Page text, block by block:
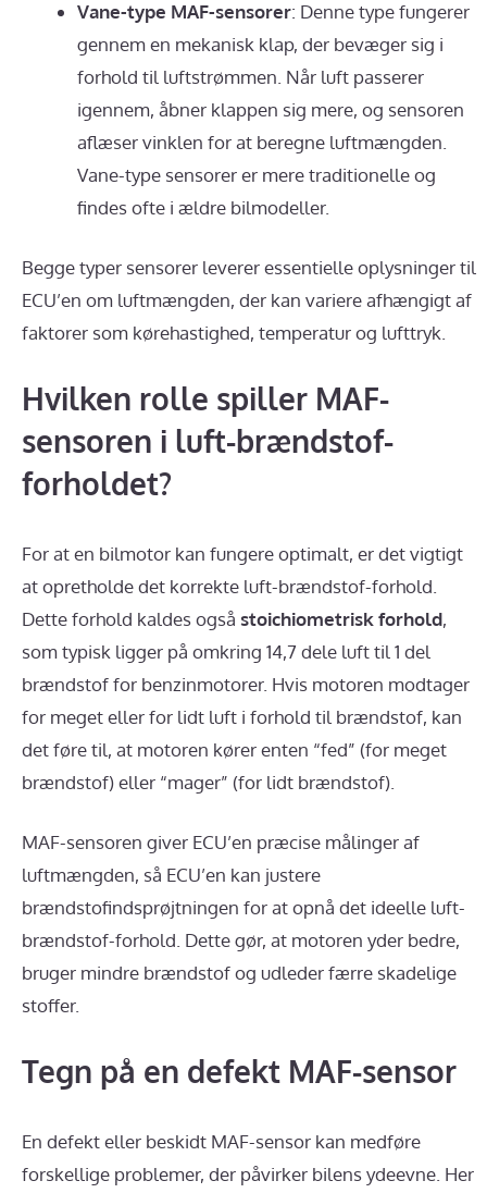
Vane-type MAF-sensorer: Denne type fungerer
gennem en mekanisk klap, der bevæger sig i
forhold til luftstrømmen. Når luft passerer
igennem, åbner klappen sig mere, og sensoren
aflæser vinklen for at beregne luftmængden.
Vane-type sensorer er mere traditionelle og
findes ofte i ældre bilmodeller.
Begge typer sensorer leverer essentielle oplysninger til
ECU’en om luftmængden, der kan variere afhængigt af
faktorer som kørehastighed, temperatur og lufttryk.
Hvilken rolle spiller MAF-
sensoren i luft-brændstof-
forholdet?
For at en bilmotor kan fungere optimalt, er det vigtigt
at opretholde det korrekte luft-brændstof-forhold.
Dette forhold kaldes også stoichiometrisk forhold,
som typisk ligger på omkring 14,7 dele luft til 1 del
brændstof for benzinmotorer. Hvis motoren modtager
for meget eller for lidt luft i forhold til brændstof, kan
det føre til, at motoren kører enten “fed” (for meget
brændstof) eller “mager” (for lidt brændstof).
MAF-sensoren giver ECU’en præcise målinger af
luftmængden, så ECU’en kan justere
brændstofindsprøjtningen for at opnå det ideelle luft-
brændstof-forhold. Dette gør, at motoren yder bedre,
bruger mindre brændstof og udleder færre skadelige
stoffer.
Tegn på en defekt MAF-sensor
En defekt eller beskidt MAF-sensor kan medføre
forskellige problemer, der påvirker bilens ydeevne. Her